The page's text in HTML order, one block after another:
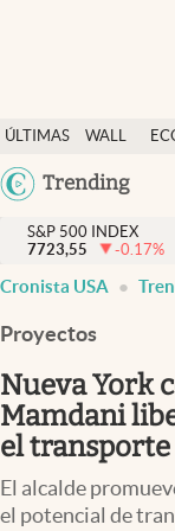
ÚLTIMAS
NOTICIAS
WALL
DÓLAR
Trending
Finanzas y economía
Wall Street y dólar
Inmigración
Espiritual
Streaming
PC y mobile
S&P 500 INDEX
7723,55
-0.17%
Cronista USA
Proyectos
Nueva York
Mamdani
el
El alcalde
el potencial de